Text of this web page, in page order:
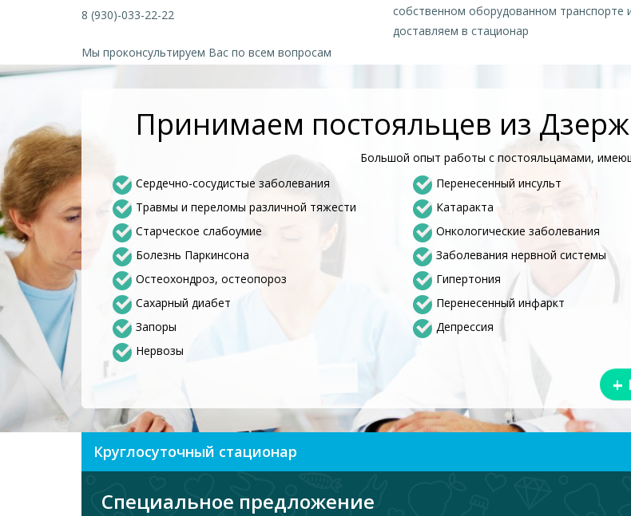
8 (930)-033-22-22
Мы проконсультируем Вас по всем вопросам
собственном оборудованном транспорте
доставляем в стационар
Принимаем постояльцев из
Большой опыт работы с постояльцамами,
Сердечно-сосудистые заболевания
Перенесенный инсульт
Травмы и переломы различной тяжести
Катаракта
Старческое слабоумие
Онкологические заболевания
Болезнь Паркинсона
Заболевания нервной системы
Остеохондроз, остеопороз
Гипертония
Сахарный диабет
Перенесенный инфаркт
Запоры
Депрессия
Нервозы
+
Круглосуточный стационар
Специальное предложение